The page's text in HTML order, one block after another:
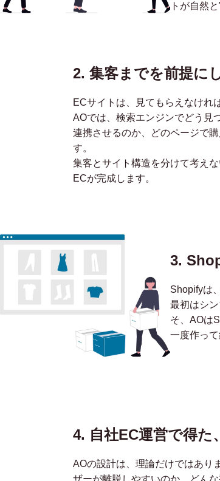
トが自然
2. 集客までを前提に
ECサイトは、見てもらえなけれ
AOでは、検索エンジンでどう見
連携させるのか、どのページで
す。
集客とサイト構造を分けて考え
ECが完成します。
3.
Shopifyは
最初はシ
そ、AOは
一度作っ
4. 自社EC運営で得た
AOの設計は、理論だけではあり
ザーが離脱しやすいのか、どん